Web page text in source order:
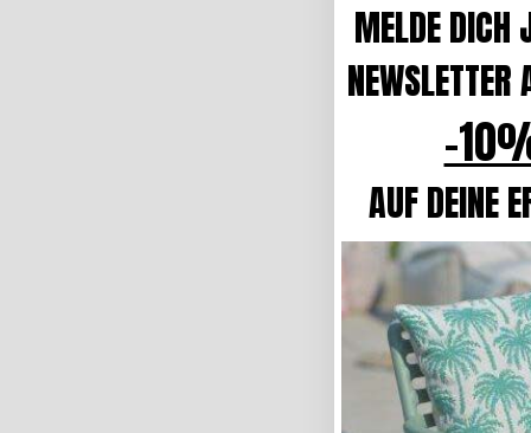
MELDE DICH
NEWSLETTER
-
AUF DEINE